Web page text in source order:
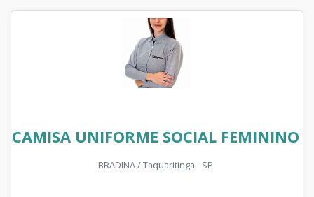
CAMISA UNIFORME SOCIAL FEMININO
BRADINA / Taquaritinga - SP